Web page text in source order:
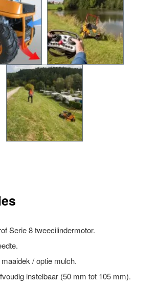
Serie 8 tweecilindermotor.
/ optie mulch.
instelbaar (50 mm tot 105 mm).